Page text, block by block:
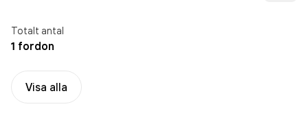
Totalt antal
1 fordon
Visa alla